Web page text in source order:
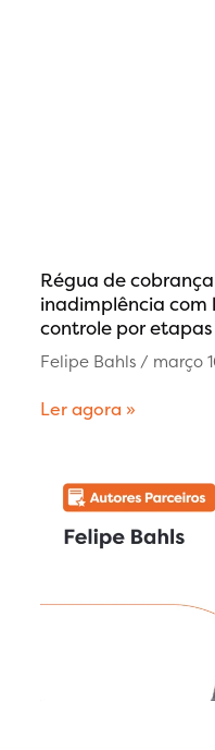
Régua de
inadimplência
controle por etapas
Felipe Bahls março
Ler agora »